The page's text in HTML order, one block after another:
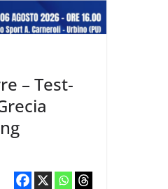
– Test-